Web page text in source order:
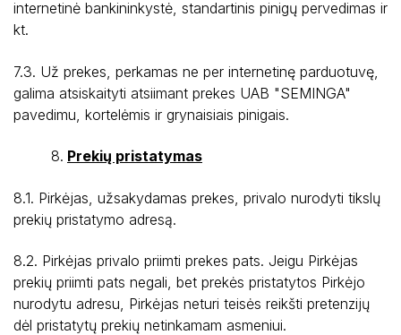
internetinė bankininkystė, standartinis pinigų pervedimas ir
kt.
7.3. Už prekes, perkamas ne per internetinę parduotuvę,
galima atsiskaityti atsiimant prekes UAB "SEMINGA"
pavedimu, kortelėmis ir grynaisiais pinigais.
Prekių pristatymas
8.1. Pirkėjas, užsakydamas prekes, privalo nurodyti tikslų
prekių pristatymo adresą.
8.2. Pirkėjas privalo priimti prekes pats. Jeigu Pirkėjas
prekių priimti pats negali, bet prekės pristatytos Pirkėjo
nurodytu adresu, Pirkėjas neturi teisės reikšti pretenzijų
dėl pristatytų prekių netinkamam asmeniui.